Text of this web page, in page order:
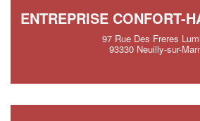
ENTREPRISE CONFORT-
97 Rue Des Freres
93330 Neuilly-sur-
Vous
tout
!